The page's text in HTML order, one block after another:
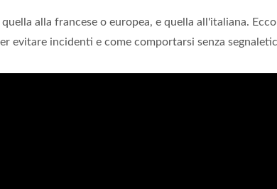
quella alla francese o europea, e quella all'italiana.
evitare incidenti e come comportarsi senza